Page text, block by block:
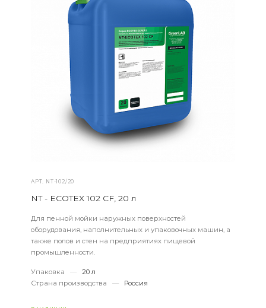
АРТ. NT-102/20
NT - ECOTEX 102 CF, 20 л
Для пенной мойки наружных поверхностей
оборудования, наполнительных и упаковочных машин, а
также полов и стен на предприятиях пищевой
промышленности.
Упаковка —
20 л
Страна производства
— Россия